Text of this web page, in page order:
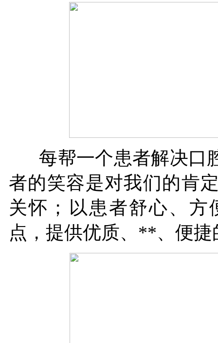
每帮一个患者解决口
者的笑容是对我们的肯
关怀；以患者舒心、方
点，提供优质、**、便捷